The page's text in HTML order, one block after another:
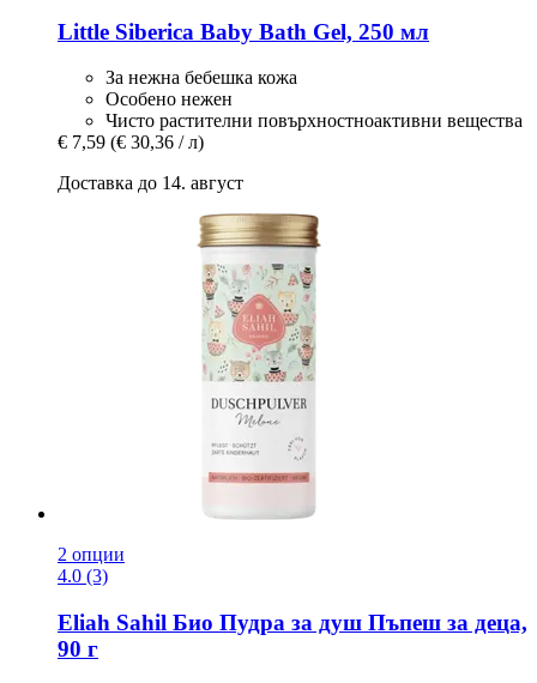
Little Siberica Baby Bath Gel, 250 мл
За нежна бебешка кожа
Особено нежен
Чисто растителни повърхностноактивни вещества
€ 7,59 (€ 30,36 / л)
Доставка до 14. август
2 опции
4.0 (3)
Eliah Sahil Био Пудра за душ Пъпеш за деца,
90 г